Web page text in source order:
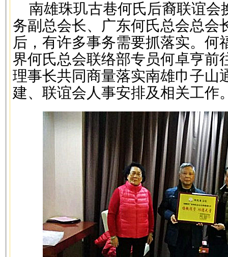
南雄珠玑古巷何氏后裔联谊会
务副总会长、广东何氏总会总会
后，有许多事务需要抓落实。何
界何氏总会联络部专员何卓亨前
理事长共同商量落实南雄巾子山
建、联谊会人事安排及相关工作